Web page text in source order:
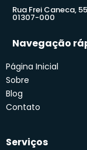
Rua Frei Caneca,
01307-000
Navegação
Página Inicial
Sobre
Blog
Contato
Serviços